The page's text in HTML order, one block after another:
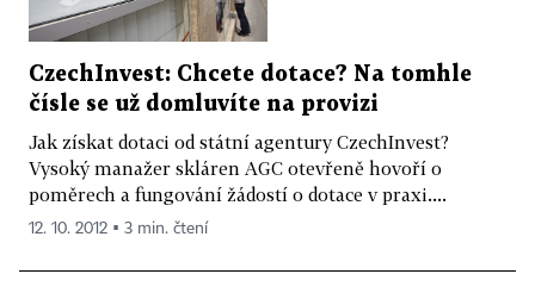
CzechInvest: Chcete dotace? Na tomhle
čísle se už domluvíte na provizi
Jak získat dotaci od státní agentury CzechInvest?
Vysoký manažer skláren AGC otevřeně hovoří o
poměrech a fungování žádostí o dotace v praxi....
12. 10. 2012 ▪ 3 min. čtení